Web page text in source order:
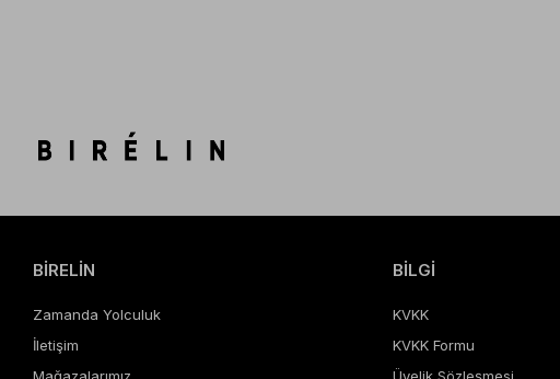
BİRELİN
Zamanda Yolculuk
İletişim
BİLGİ
KVKK
KVKK Formu